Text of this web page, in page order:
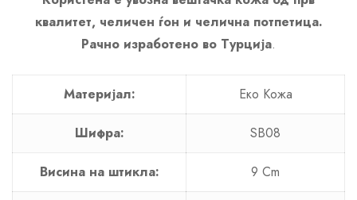
квалитет, челичен ѓон и челична потпетица.
Рачно изработено во Турција.
Материјал: Еко Кожа
Шифра: SB08
Висина на штикла: 9 Cm